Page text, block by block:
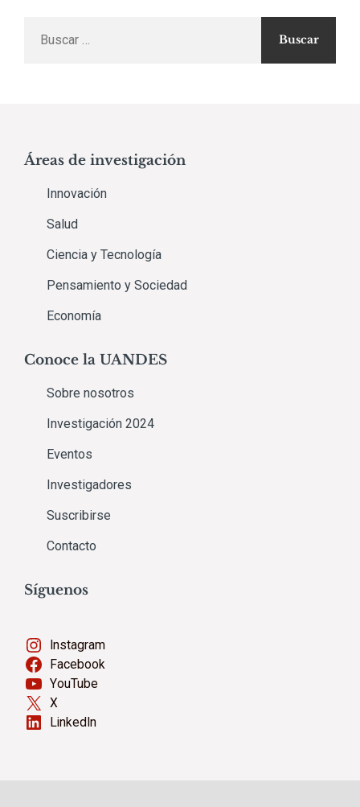
por:
Áreas de investigación
Innovación
Salud
Ciencia y Tecnología
Pensamiento y Sociedad
Economía
Conoce la UANDES
Sobre nosotros
Investigación 2024
Eventos
Investigadores
Suscribirse
Contacto
Síguenos
Instagram
Facebook
YouTube
X
LinkedIn